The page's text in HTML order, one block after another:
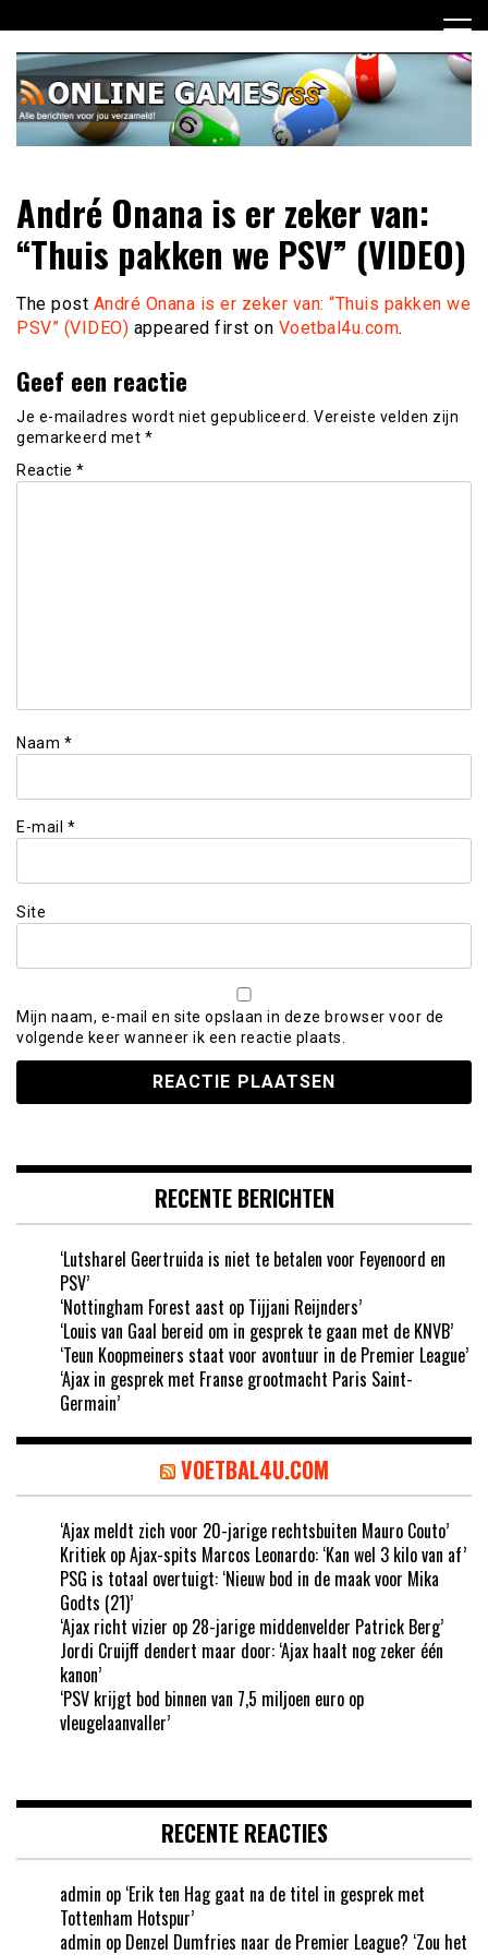
naar
inhoud
Online Games RSS
verzameld
André Onana is er zeker van:
“Thuis pakken we PSV” (VIDEO)
The post André Onana is er zeker van: “Thuis pakken we
PSV” (VIDEO) appeared first on Voetbal4u.com.
Geef een reactie
Je e-mailadres wordt niet gepubliceerd. Vereiste velden zijn
gemarkeerd met *
Reactie *
Naam *
E-mail *
Site
Mijn naam, e-mail en site opslaan in deze browser voor de
volgende keer wanneer ik een reactie plaats.
RECENTE BERICHTEN
‘Lutsharel Geertruida is niet te betalen voor Feyenoord en
PSV’
‘Nottingham Forest aast op Tijjani Reijnders’
‘Louis van Gaal bereid om in gesprek te gaan met de KNVB’
‘Teun Koopmeiners staat voor avontuur in de Premier League’
‘Ajax in gesprek met Franse grootmacht Paris Saint-
Germain’
VOETBAL4U.COM
‘Ajax meldt zich voor 20-jarige rechtsbuiten Mauro Couto’
Kritiek op Ajax-spits Marcos Leonardo: ‘Kan wel 3 kilo van af’
PSG is totaal overtuigt: ‘Nieuw bod in de maak voor Mika
Godts (21)’
‘Ajax richt vizier op 28-jarige middenvelder Patrick Berg’
Jordi Cruijff dendert maar door: ‘Ajax haalt nog zeker één
kanon’
‘PSV krijgt bod binnen van 7,5 miljoen euro op
vleugelaanvaller’
RECENTE REACTIES
admin op ‘Erik ten Hag gaat na de titel in gesprek met
Tottenham Hotspur’
admin op Denzel Dumfries naar de Premier League? ‘Zou het